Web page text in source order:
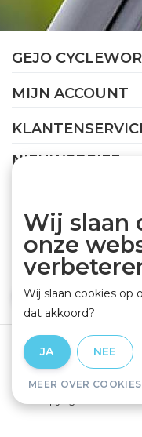
GEJO
MIJN ACCOUNT
NIEUWSBRIEF
Abonneer je op onze
ABONNEER
Algemene
Wij slaan
onze
Wij slaan cookies op
dat akkoord?
JA NEE
MEER OVER COOKIES